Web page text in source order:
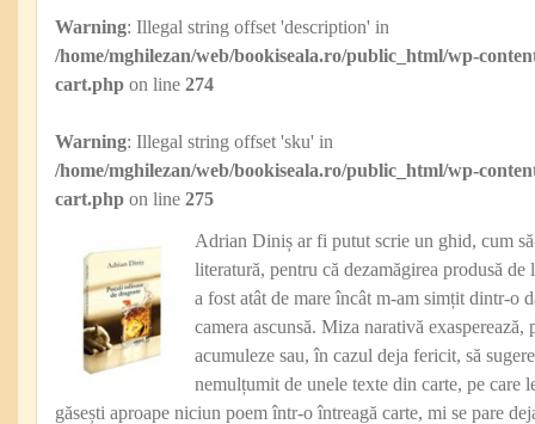
Warning: Illegal string offset 'description' in
/home/mghilezan/web/bookiseala.ro/public_html/wp-
cart.php on line 274
Warning: Illegal string offset 'sku' in
/home/mghilezan/web/bookiseala.ro/public_html/wp-
cart.php on line 275
Adrian Diniș ar fi putut scrie un ghid, cum
literatură, pentru că dezamăgirea produsă de
a fost atât de mare încât m-am simțit dintr-o
camera ascunsă. Miza narativă exasperează,
acumuleze sau, în cazul deja fericit, să
nemulțumit de unele texte din carte, pe care
găsești aproape niciun poem într-o întreagă carte, mi se pare